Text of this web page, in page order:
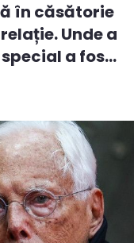
în căsătorie
Unde a
a fos...